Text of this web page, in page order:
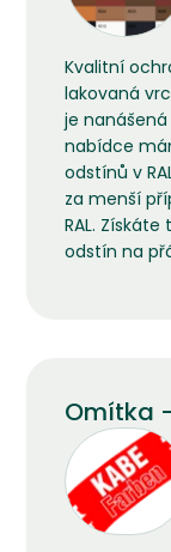
Kvalitní
lakovaná
je
nabídce
odstínů v
za menší
RAL.
odstín na
Omítka